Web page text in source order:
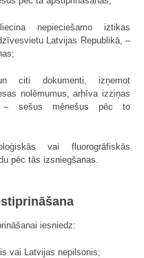
nepieciešamo iztikas
Latvijas Republikā, –
citi dokumenti, izņemot
nolēmumus, arhīva izziņas
– sešus mēnešus pēc to
vai fluorogrāfiskās
pēc tās izsniegšanas.
iesniedz:
vai Latvijas nepilsonis;